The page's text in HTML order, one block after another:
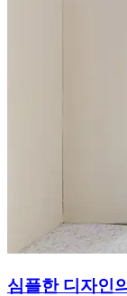
심플한 디자인